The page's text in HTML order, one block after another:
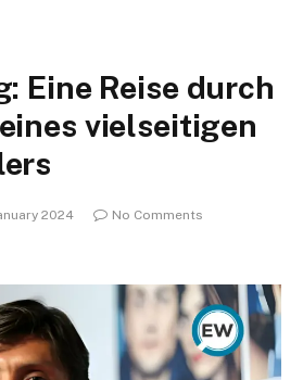
Eine Reise durch
vielseitigen
2024
No Comments